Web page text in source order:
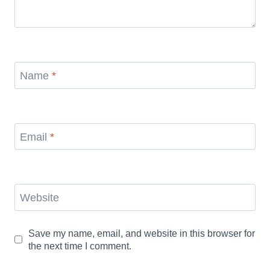
Name *
Email *
Website
Save my name, email, and website in this browser for
the next time I comment.